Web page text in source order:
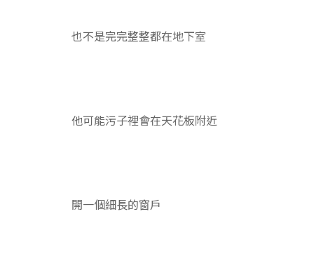
也不是完完整整都在地下室
他可能污子裡會在天花板附近
開一個細長的窗戶